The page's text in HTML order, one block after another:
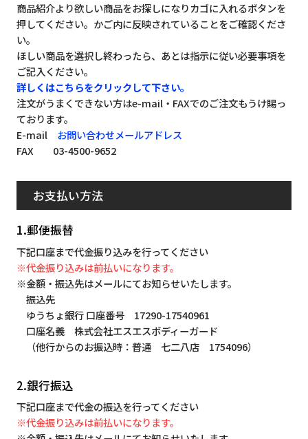
商品紹介より欲しい商品をお探しになりカゴに入れるボタンを
押してください。かご内に反映されていることをご確認くださ
い。
ほしい商品を選択し終わったら、あとは指示に従い必要事項を
ご記入ください。
詳しくはこちらをクリックして下さい。
注文がうまくできない方はe-mail・FAXでのご注文もうけ賜っ
ております。
E-mail お問い合わせメールアドレス
FAX 03-4500-9652
お支払い方法
1.郵便振替
下記口座まで代金振り込みを行ってください
※代金振り込みは前払いになります。
※金額・振込先はメールにてお知らせいたします。
振込先
ゆうちょ銀行 口座番号 17290-17540961
口座名義 株式会社エスエスボディーガード
（他行からのお振込時：普通 七二八店 1754096）
2.銀行振込
下記口座まで代金の振込を行ってください
※代金振り込みは前払いになります。